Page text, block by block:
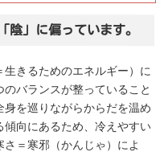
陰」に偏っています。
きるためのエネルギー）に
バランスが整っていること
を巡りながらからだを温め
傾向にあるため、冷えやすい
＝寒邪（かんじゃ）によ